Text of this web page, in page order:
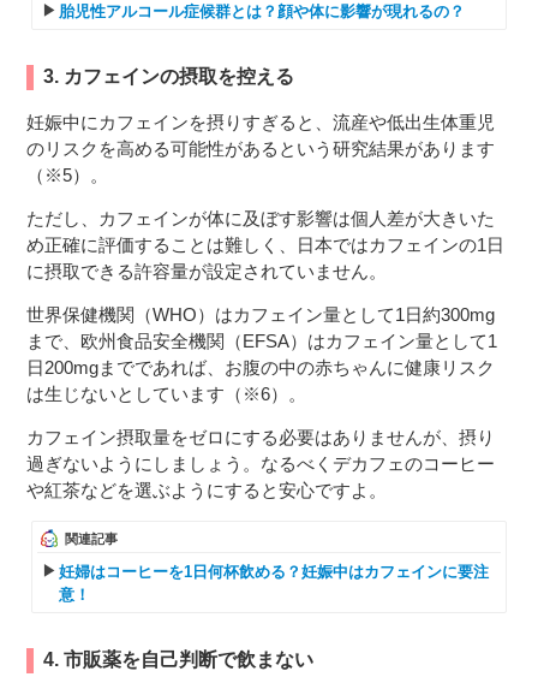
胎児性アルコール症候群とは？顔や体に影響が現れるの？
3. カフェインの摂取を控える
妊娠中にカフェインを摂りすぎると、流産や低出生体重児
のリスクを高める可能性があるという研究結果があります
（※5）。
ただし、カフェインが体に及ぼす影響は個人差が大きいた
め正確に評価することは難しく、日本ではカフェインの1日
に摂取できる許容量が設定されていません。
世界保健機関（WHO）はカフェイン量として1日約300mg
まで、欧州食品安全機関（EFSA）はカフェイン量として1
日200mgまでであれば、お腹の中の赤ちゃんに健康リスク
は生じないとしています（※6）。
カフェイン摂取量をゼロにする必要はありませんが、摂り
過ぎないようにしましょう。なるべくデカフェのコーヒー
や紅茶などを選ぶようにすると安心ですよ。
関連記事
妊婦はコーヒーを1日何杯飲める？妊娠中はカフェインに要注
意！
4. 市販薬を自己判断で飲まない